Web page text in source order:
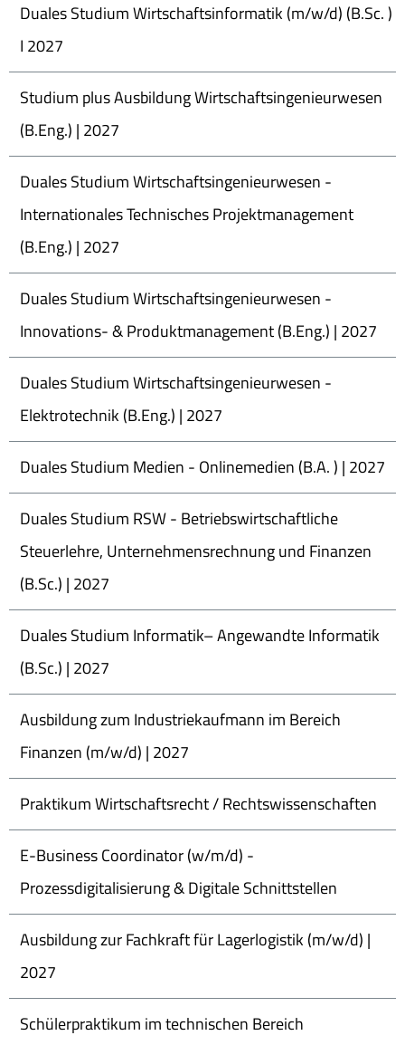
Duales Studium Wirtschaftsinformatik (m/w/d) (B.Sc. )
I 2027
Studium plus Ausbildung Wirtschaftsingenieurwesen
(B.Eng.) | 2027
Duales Studium Wirtschaftsingenieurwesen -
Internationales Technisches Projektmanagement
(B.Eng.) | 2027
Duales Studium Wirtschaftsingenieurwesen -
Innovations- & Produktmanagement (B.Eng.) | 2027
Duales Studium Wirtschaftsingenieurwesen -
Elektrotechnik (B.Eng.) | 2027
Duales Studium Medien - Onlinemedien (B.A. ) | 2027
Duales Studium RSW - Betriebswirtschaftliche
Steuerlehre, Unternehmensrechnung und Finanzen
(B.Sc.) | 2027
Duales Studium Informatik– Angewandte Informatik
(B.Sc.) | 2027
Ausbildung zum Industriekaufmann im Bereich
Finanzen (m/w/d) | 2027
Praktikum Wirtschaftsrecht / Rechtswissenschaften
E-Business Coordinator (w/m/d) -
Prozessdigitalisierung & Digitale Schnittstellen
Ausbildung zur Fachkraft für Lagerlogistik (m/w/d) |
2027
Schülerpraktikum im technischen Bereich